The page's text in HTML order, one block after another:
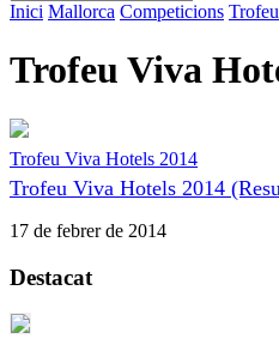
Inici Mallorca Competicions
Trofeu Viva
Trofeu Viva Hotels 2014
Trofeu Viva Hotels 2014
17 de febrer de 2014
Destacat